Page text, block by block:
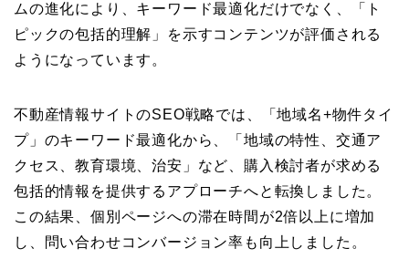
ムの進化により、キーワード最適化だけでなく、「ト
ピックの包括的理解」を示すコンテンツが評価される
ようになっています。
不動産情報サイトのSEO戦略では、「地域名+物件タイ
プ」のキーワード最適化から、「地域の特性、交通ア
クセス、教育環境、治安」など、購入検討者が求める
包括的情報を提供するアプローチへと転換しました。
この結果、個別ページへの滞在時間が2倍以上に増加
し、問い合わせコンバージョン率も向上しました。